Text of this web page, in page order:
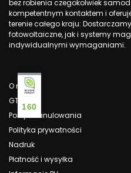
bez robienia czegokolwiek
kompetentnym kontaktem i
terenie całego kraju:
fotowoltaiczne, jak i systemy
indywidualnymi wymaganiami.
O nas
GTC
Polityka anulowania
Polityka prywatności
Nadruk
Płatność i wysyłka
160